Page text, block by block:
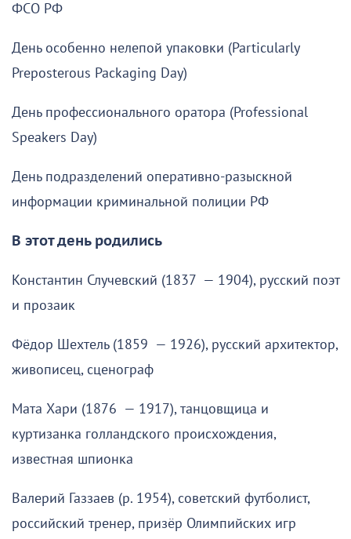
ФСО РФ
День особенно нелепой упаковки (Particularly
Preposterous Packaging Day)
День профессионального оратора (Professional
Speakers Day)
День подразделений оперативно-разыскной
информации криминальной полиции РФ
В этот день родились
Константин Случевский (1837 — 1904), русский поэт
и прозаик
Фёдор Шехтель (1859 — 1926), русский архитектор,
живописец, сценограф
Мата Хари (1876 — 1917), танцовщица и
куртизанка голландского происхождения,
известная шпионка
Валерий Газзаев (р. 1954), советский футболист,
российский тренер, призёр Олимпийских игр